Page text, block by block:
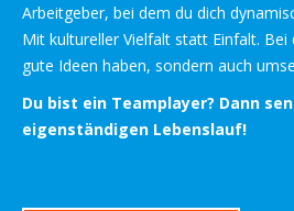
Arbeitgeber, bei dem du dich
Mit kultureller Vielfalt statt Einfalt.
gute Ideen haben, sondern auch
Du bist ein Teamplayer? Dann
eigenständigen Lebenslauf!